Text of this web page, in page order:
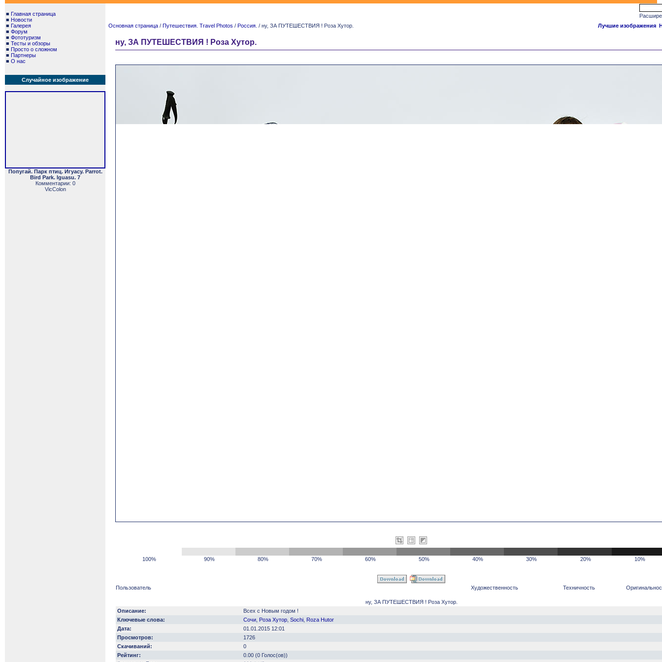
■ Главная страница
■ Новости
■ Галерея
■ Форум
■ Фототуризм
■ Тесты и обзоры
■ Просто о сложном
■ Партнеры
■ О нас
Случайное изображение
Попугай. Парк птиц. Игуасу. Parrot.
Bird Park. Iguasu. 7
Комментарии: 0
VicColon
Основная страница / Путешествия. Travel Photos / Россия. / ну, ЗА ПУТЕШЕСТВИЯ ! Роза Хутор. Лучшие изображения
ну, ЗА ПУТЕШЕСТВИЯ ! Роза Хутор.
100% 90% 80% 70% 60% 50% 40% 30% 20% 10%
Пользователь Художественность Техничность
ну, ЗА ПУТЕШЕСТВИЯ ! Роза Хутор.
Описание:
Всех с Новым годом !
Ключевые слова:
Сочи Роза Хутор Sochi Roza Hutor
Дата:
01.01.2015 12:01
Просмотров:
1726
Скачиваний:
0
Рейтинг:
0.00 (0 Голос(ов))